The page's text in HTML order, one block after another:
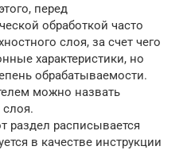
перед
обработкой часто
слоя, за счет чего
характеристики, но
обрабатываемости.
можно назвать
слоя.
раздел расписывается
в качестве инструкции